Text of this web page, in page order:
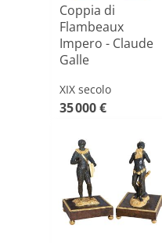
Coppia di
Flambeaux
Impero - Claude
Galle
XIX secolo
35 000 €